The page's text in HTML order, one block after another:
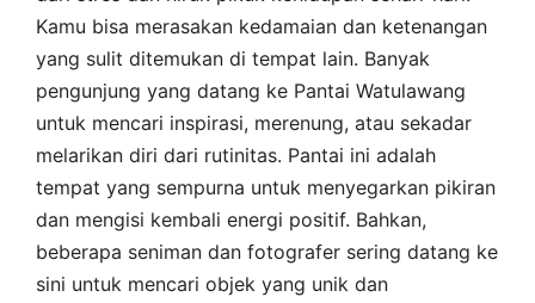
Kamu bisa merasakan kedamaian dan ketenangan
yang sulit ditemukan di tempat lain. Banyak
pengunjung yang datang ke Pantai Watulawang
untuk mencari inspirasi, merenung, atau sekadar
melarikan diri dari rutinitas. Pantai ini adalah
tempat yang sempurna untuk menyegarkan pikiran
dan mengisi kembali energi positif. Bahkan,
beberapa seniman dan fotografer sering datang ke
sini untuk mencari objek yang unik dan